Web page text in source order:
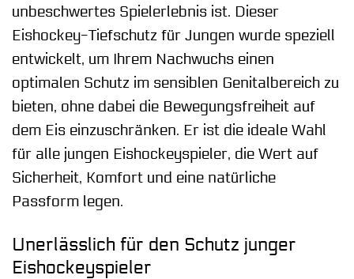
unbeschwertes Spielerlebnis ist. Dieser
Eishockey-Tiefschutz für Jungen wurde speziell
entwickelt, um Ihrem Nachwuchs einen
optimalen Schutz im sensiblen Genitalbereich zu
bieten, ohne dabei die Bewegungsfreiheit auf
dem Eis einzuschränken. Er ist die ideale Wahl
für alle jungen Eishockeyspieler, die Wert auf
Sicherheit, Komfort und eine natürliche
Passform legen.
Unerlässlich für den Schutz junger
Eishockeyspieler